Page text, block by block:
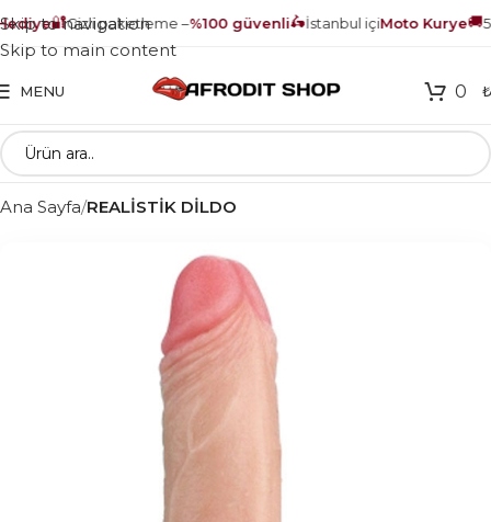
🔐Gizli paketleme –%100 güvenli🛵İstanbul içiMoto Kurye🚚
Skip to navigation
Skip to main content
MENU 0 ₺
Ana Sayfa REALİSTİK DİLDO